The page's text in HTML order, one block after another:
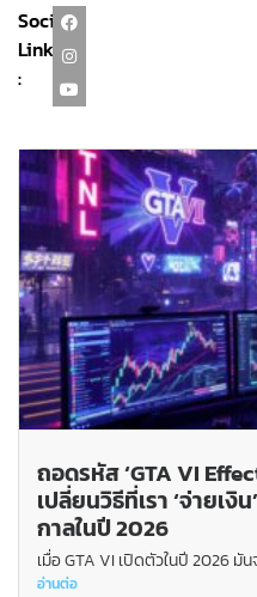
Social
Link
:
ถอดรหัส ‘GTA VI
เปลี่ยนวิธีที่เรา ‘จ่ายเงิ
กาลในปี 2026
เมื่อ GTA VI เปิดตัวในปี 2026 มัน
อ่านต่อ